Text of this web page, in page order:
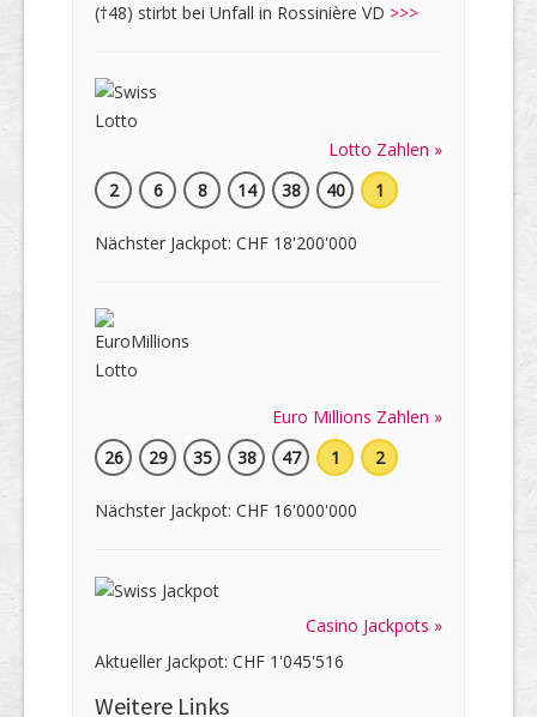
(†48) stirbt bei Unfall in Rossinière VD >>>
Lotto Zahlen »
2
6 8 14 38 40 1
Nächster Jackpot: CHF 18'200'000
Euro Millions Zahlen »
26
29 35 38 47 1 2
Nächster Jackpot: CHF 16'000'000
Casino Jackpots »
Aktueller Jackpot: CHF 1'045'516
Weitere Links